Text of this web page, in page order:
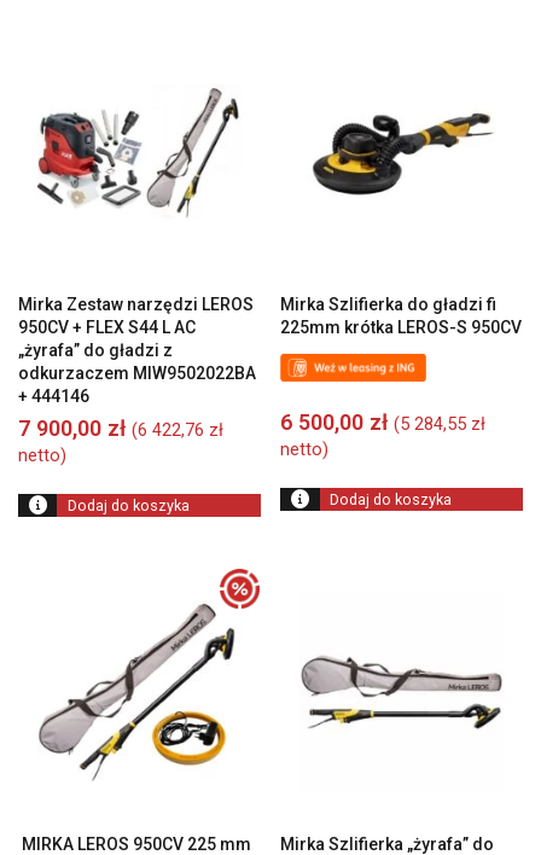
Mirka Zestaw narzędzi LEROS
950CV + FLEX S44 L AC
„żyrafa” do gładzi z
odkurzaczem MIW9502022BA
+ 444146
7 900,00 zł (6 422,76 zł
netto)
Dodaj do koszyka
Mirka Szlifierka do gładzi fi
225mm krótka LEROS-S 950CV
6 500,00 zł (5 284,55 zł
netto)
Dodaj do koszyka
MIRKA LEROS 950CV 225 mm
Mirka Szlifierka „żyrafa” do